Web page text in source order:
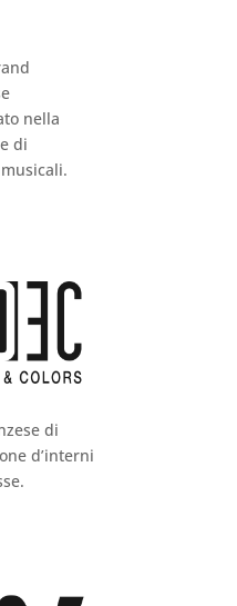
nella
di
di
d’interni